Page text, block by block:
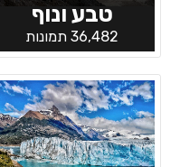
טבע ונוף
36,482 תמונות